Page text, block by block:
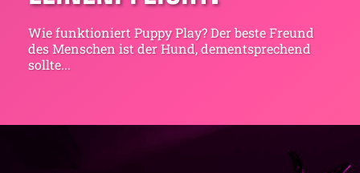
Wie funktioniert Puppy Play? Der beste Freund
des Menschen ist der Hund, dementsprechend
sollte...